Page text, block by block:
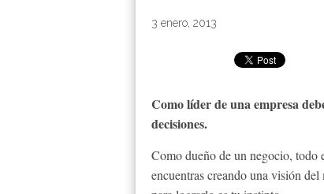
By|
3 enero, 2013
Como líder de una empresa
decisiones.
Como dueño de un negocio, todo
encuentras creando una visión